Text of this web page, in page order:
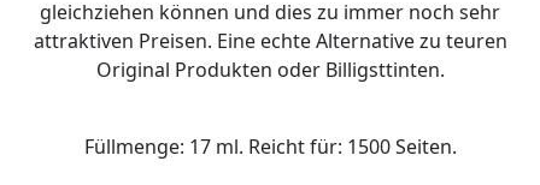
gleichziehen können und dies zu immer noch sehr
attraktiven Preisen. Eine echte Alternative zu teuren
Original Produkten oder Billigsttinten.
Füllmenge: 17 ml. Reicht für: 1500 Seiten.